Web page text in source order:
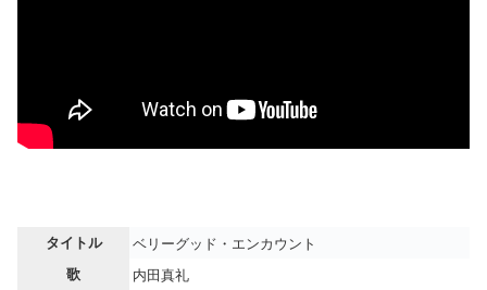
タイトル ベリーグッド・エンカウント
歌 内田真礼